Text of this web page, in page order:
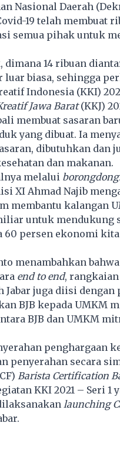
Nasional Daerah
19 telah membuat
semua pihak untuk
dimana 14 ribuan
luar biasa, sehingga
Indonesia (KKI)
Jawa Barat(KKJ)
membuat sasaran
yang dibuat. Ia
dibutuhkan dan
dan makanan.
melalui
XI Ahmad Najib
membantu kalangan
untuk mendukung
60 persen ekonomi
menambahkan
end to end, rangkaian
Jabar juga diisi dengan
BJB kepada UMKM
BJB dan UMKM
penghargaan
penyerahan secara
Barista Certification
KKI 2021 – Seri 1
launching